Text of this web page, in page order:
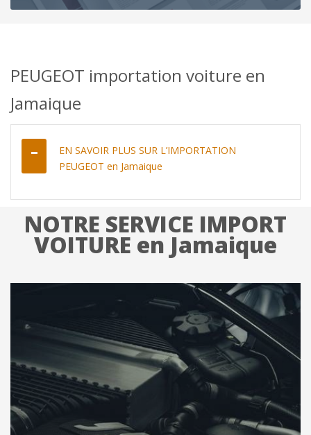
PEUGEOT importation voiture en
Jamaique
EN SAVOIR PLUS SUR L’IMPORTATION
PEUGEOT en Jamaique
NOTRE SERVICE IMPORT
VOITURE en Jamaique